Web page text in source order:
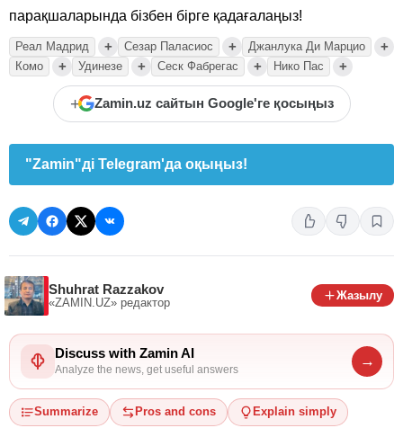
парақшаларында бізбен бірге қадағалаңыз!
Реал Мадрид + Сезар Паласиос + Джанлука Ди Марцио +
Комо + Удинезе + Сеск Фабрегас + Нико Пас +
+ Zamin.uz сайтын Google'ге қосыңыз
"Zamin"ді Telegram'да оқыңыз!
Shuhrat Razzakov
«ZAMIN.UZ» редактор
Жазылу
Discuss with Zamin AI
Analyze the news, get useful answers
→
Summarize Pros and cons Explain simply